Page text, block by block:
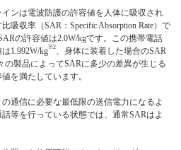
ンは電波防護の許容値を人体に吸収され
吸収率（SAR：Specific Absorption Rate）で
の許容値は2.0W/kgです。この携帯電話
1.992W/kg※2、身体に装着した場合のSAR
の製品によってSARに多少の差異が生じる
を満たしています。
通信に必要な最低限の送信電力になるよ
等を行っている状態では、通常SARはよ